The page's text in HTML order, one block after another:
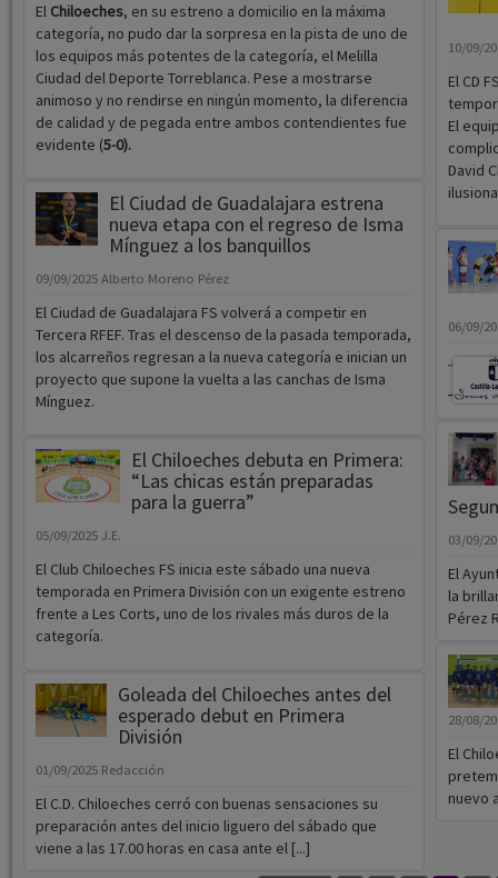
El Chiloeches, en su estreno a domicilio en la máxima
categoría, no pudo dar la sorpresa en la pista de uno de
los equipos más potentes de la categoría, el Melilla
Ciudad del Deporte Torreblanca. Pese a mostrarse
animoso y no rendirse en ningún momento, la diferencia
de calidad y de pegada entre ambos contendientes fue
evidente (5-0).
El Ciudad de Guadalajara estrena
nueva etapa con el regreso de Isma
Mínguez a los banquillos
09/09/2025 Alberto Moreno Pérez
El Ciudad de Guadalajara FS volverá a competir en
Tercera RFEF. Tras el descenso de la pasada temporada,
los alcarreños regresan a la nueva categoría e inician un
proyecto que supone la vuelta a las canchas de Isma
Mínguez.
El Chiloeches debuta en Primera:
“Las chicas están preparadas
para la guerra”
05/09/2025 J.E.
El Club Chiloeches FS inicia este sábado una nueva
temporada en Primera División con un exigente estreno
frente a Les Corts, uno de los rivales más duros de la
categoría.
Goleada del Chiloeches antes del
esperado debut en Primera
División
01/09/2025 Redacción
El C.D. Chiloeches cerró con buenas sensaciones su
preparación antes del inicio liguero del sábado que
viene a las 17.00 horas en casa ante el [...]
10/09/
El CD
El
David
06/09/
03/09/
El
la
Pérez
28/08/
El
nuevo